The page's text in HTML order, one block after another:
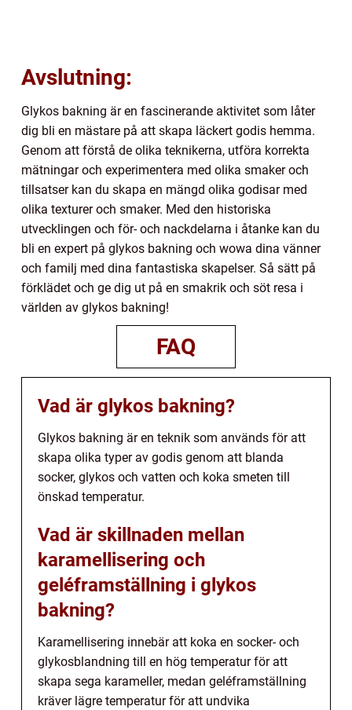
Avslutning:
Glykos bakning är en fascinerande aktivitet som låter
dig bli en mästare på att skapa läckert godis hemma.
Genom att förstå de olika teknikerna, utföra korrekta
mätningar och experimentera med olika smaker och
tillsatser kan du skapa en mängd olika godisar med
olika texturer och smaker. Med den historiska
utvecklingen och för- och nackdelarna i åtanke kan du
bli en expert på glykos bakning och wowa dina vänner
och familj med dina fantastiska skapelser. Så sätt på
förklädet och ge dig ut på en smakrik och söt resa i
världen av glykos bakning!
FAQ
Vad är glykos bakning?
Glykos bakning är en teknik som används för att
skapa olika typer av godis genom att blanda
socker, glykos och vatten och koka smeten till
önskad temperatur.
Vad är skillnaden mellan
karamellisering och
geléframställning i glykos
bakning?
Karamellisering innebär att koka en socker- och
glykosblandning till en hög temperatur för att
skapa sega karameller, medan geléframställning
kräver lägre temperatur för att undvika